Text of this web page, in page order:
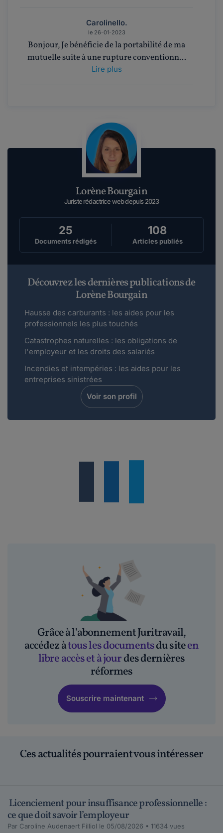
Carolinello.
le 26-01-2023
Bonjour, Je bénéficie de la portabilité de ma
mutuelle suite à une rupture conventionn...
Lire plus
Bonjour, Je souhaitais prolonger la mutuelle
entreprise, après avoir quitté ...
Lire plus
Maddyhp Animateur Communautaire.
le 15-06-2021
Bonjour, Merci de l'intérêt que vous portez à
Lire plus
Temak.
le 03-06-2021
Bonjour, Je profite actuellement de la
portabilitée de la mutuelle de mon ancien
Lire plus
Maddyhp Animateur Communautaire.
le 21-05-2021
Bonjour Adess,Merci de l'intérêt que vous
portez à notre site.Sur Juri...
Lire plus
médicale, (passage en invalidité CAT.2) et je n...
Maddyhp Animateur Communautaire.
Helene21.
le 15-02-2021
BonjourJe continue à bénéficier de la
portabilité de la mutuelle de groupe de ma
Lire plus
Maddyhp Animateur Communautaire.
Bonjour,Saviez-vous que vous avez la
possibilité de participer à une discus...
Lire plus
ValentinaM20.
le 16-09-2020
Maddyhp Animateur Communautaire.
Lorène Bourgain
Juriste rédactrice web depuis 2023
25
Documents rédigés
108
Articles publiés
Découvrez les dernières publications de
Lorène Bourgain
Hausse des carburants : les aides pour les
professionnels les plus touchés
Catastrophes naturelles : les obligations de
l'employeur et les droits des salariés
Incendies et intempéries : les aides pour les
entreprises sinistrées
Voir son profil
Grâce à l'abonnement Juritravail,
accédez àtous les documentsdu siteen
libre accès et à jourdes dernières
réformes
Souscrire maintenant
Ces actualités pourraient vous intéresser
Licenciement pour insuffisance professionnelle :
ce que doit savoir l’employeur
Par Caroline Audenaert Filliol le 05/08/2026 • 11634 vues